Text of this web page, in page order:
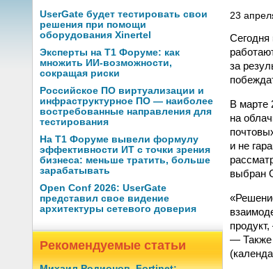
UserGate будет тестировать свои
решения при помощи
оборудования Xinertel
Эксперты на Т1 Форуме: как
множить ИИ-возможности,
сокращая риски
Российское ПО виртуализации и
инфраструктурное ПО — наиболее
востребованные направления для
тестирования
На Т1 Форуме вывели формулу
эффективности ИТ с точки зрения
бизнеса: меньше тратить, больше
зарабатывать
Open Conf 2026: UserGate
представил свое видение
архитектуры сетевого доверия
Рекомендуемые статьи
23
Сегодня
за
В марте
на
и не
выбран
— Также